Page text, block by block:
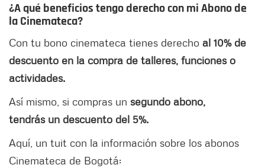
¿A qué beneficios tengo derecho con mi Abono de
la Cinemateca?
Con tu bono cinemateca tienes derecho al 10% de
descuento en la compra de talleres, funciones o
actividades.
Así mismo, si compras un segundo abono,
tendrás un descuento del 5%.
Aquí, un tuit con la información sobre los abonos
Cinemateca de Bogotá: